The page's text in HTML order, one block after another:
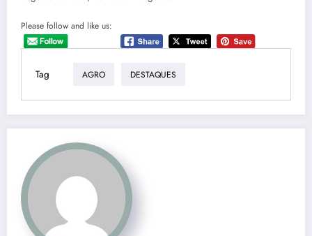
Please follow and like us:
Tag AGRO DESTAQUES